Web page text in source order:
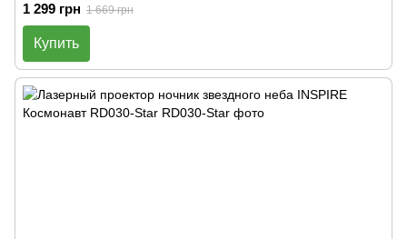
1 299 грн 1 669 грн
Купить